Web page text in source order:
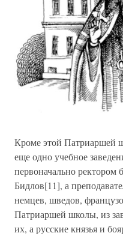
Кроме этой Патриаршей
еще одно учебное
первоначально
Бидлов[11], а
немцев, шведов,
Патриаршей школы, из
их, а русские князья и